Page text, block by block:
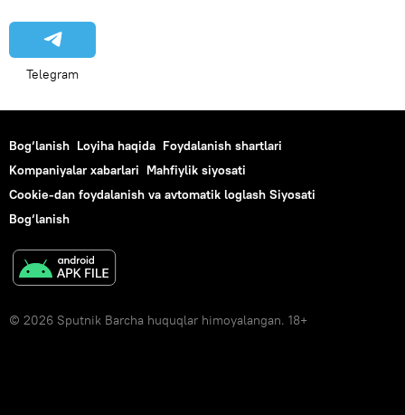
Telegram
Bog‘lanish Loyiha haqida Foydalanish shartlari
Kompaniyalar xabarlari Mahfiylik siyosati
Cookie-dan foydalanish va avtomatik loglash Siyosati
Bog‘lanish
© 2026 Sputnik Barcha huquqlar himoyalangan. 18+